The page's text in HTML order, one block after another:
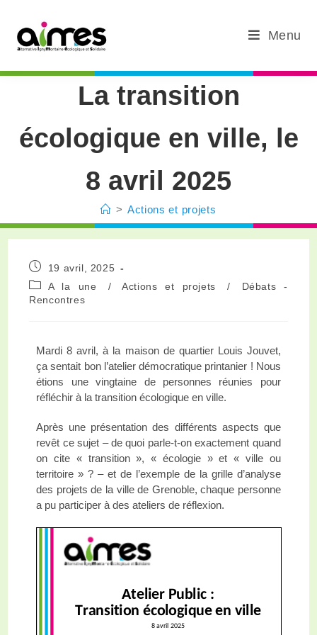
Menu
La transition
écologique en ville, le
8 avril 2025
> Actions et projets
19 avril, 2025
A la une
/ Actions et projets /
Débats -
Rencontres
Mardi 8 avril, à la maison de quartier Louis Jouvet,
ça sentait bon l’atelier démocratique printanier ! Nous
étions une vingtaine de personnes réunies pour
réfléchir à la transition écologique en ville.
Après une présentation des différents aspects que
revêt ce sujet – de quoi parle-t-on exactement quand
on cite « transition », « écologie » et « ville ou
territoire » ? – et de l’exemple de la grille d’analyse
des projets de la ville de Grenoble, chaque personne
a pu participer à des ateliers de réflexion.